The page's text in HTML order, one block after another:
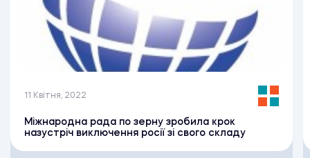
11 Квітня, 2022
Міжнародна рада по зерну зробила крок
назустріч виключення росії зі свого складу